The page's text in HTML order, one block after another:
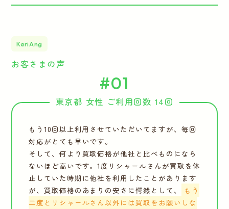
KariAng
お客さまの声
#01
東京都 女性 ご利用回数 14回
もう10回以上利用させていただいてますが、毎回
対応がとても早いです。
そして、何より買取価格が他社と比べものになら
ないほど高いです。1度リシャールさんが買取を休
止していた時期に他社を利用したことがあります
が、買取価格のあまりの安さに愕然として、
もう
二度とリシャールさん以外には買取をお願いしな